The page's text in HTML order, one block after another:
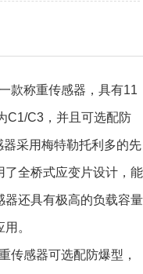
款称重传感器，具有11
C1/C3，并且可选配防
采用梅特勒托利多的先
了全桥式应变片设计，能
器还具有极高的负载容量
。
传感器可选配防爆型，